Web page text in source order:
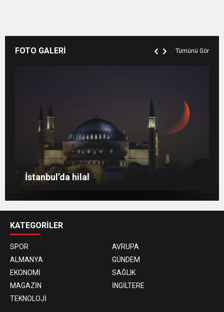
FOTO GALERİ Tümünü Gör
Venedik eski günlerini arıyor
İstanbul’da hilal
Berlin’de 8 Mart Dünya Kadınlar Günü
gösterisi
KATEGORİLER
SPOR
AVRUPA
ALMANYA
GÜNDEM
EKONOMİ
SAĞLIK
MAGAZİN
İNGİLTERE
TEKNOLOJİ